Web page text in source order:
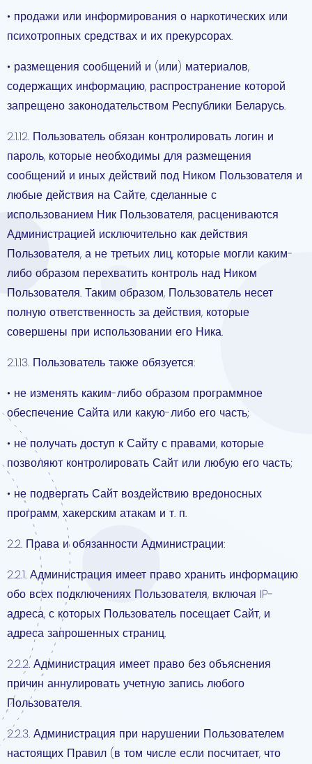
• продажи или информирования о наркотических или
психотропных средствах и их прекурсорах.
• размещения сообщений и (или) материалов,
содержащих информацию, распространение которой
запрещено законодательством Республики Беларусь.
2.1.12. Пользователь обязан контролировать логин и
пароль, которые необходимы для размещения
сообщений и иных действий под Ником Пользователя и
любые действия на Сайте, сделанные с
использованием Ник Пользователя, расцениваются
Администрацией исключительно как действия
Пользователя, а не третьих лиц, которые могли каким-
либо образом перехватить контроль над Ником
Пользователя. Таким образом, Пользователь несет
полную ответственность за действия, которые
совершены при использовании его Ника.
2.1.13. Пользователь также обязуется:
• не изменять каким-либо образом программное
обеспечение Сайта или какую-либо его часть;
• не получать доступ к Сайту с правами, которые
позволяют контролировать Сайт или любую его часть;
• не подвергать Сайт воздействию вредоносных
программ, хакерским атакам и т. п.
2.2. Права и обязанности Администрации:
2.2.1. Администрация имеет право хранить информацию
обо всех подключениях Пользователя, включая IP-
адреса, с которых Пользователь посещает Сайт, и
адреса запрошенных страниц.
2.2.2. Администрация имеет право без объяснения
причин аннулировать учетную запись любого
Пользователя.
2.2.3. Администрация при нарушении Пользователем
настоящих Правил (в том числе если посчитает, что